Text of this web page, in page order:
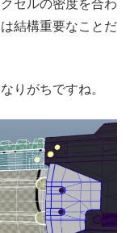
セルの密度を合わ
結構重要なことだ
りがちですね。